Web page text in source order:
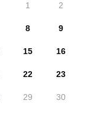
1 2
8 9
15 16
22 23
29 30